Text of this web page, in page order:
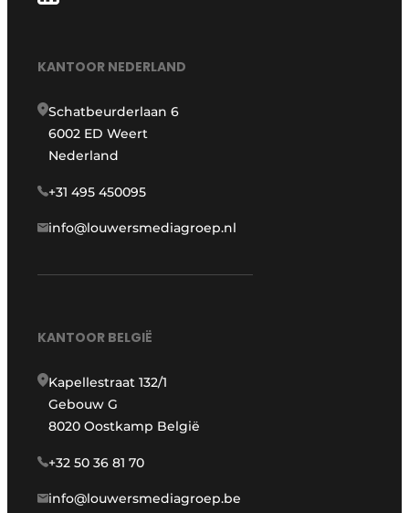
KANTOOR NEDERLAND
Schatbeurderlaan 6
6002 ED Weert
Nederland
+31 495 450095
info@louwersmediagroep.nl
KANTOOR BELGIË
Kapellestraat 132/1
Gebouw G
8020 Oostkamp België
+32 50 36 81 70
info@louwersmediagroep.be